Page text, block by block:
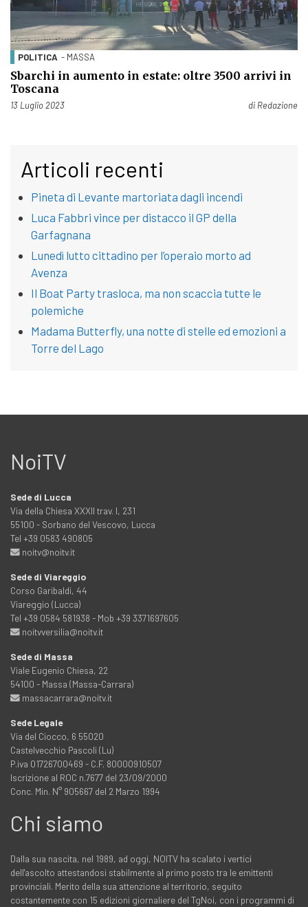
POLITICA - MASSA
Sbarchi in aumento in estate: oltre 3500 arrivi in
Toscana
Pubblicato il
13 Luglio 2023 di Redazione
Articoli recenti
Pineta di Levante martoriata dagli incendi
Luca Fabbri vince per distacco il GP della
Garfagnana
Lunedì lutto cittadino per l’operaio morto ad
Avenza
Il Boat Party trasloca, ma non scaccia tutte le
polemiche
Madama Butterfly, una notte di stelle ed emozioni a
Torre del Lago
NoiTV
Sede di Lucca
Via della Chiesa XXXII trav. I, 231
55100 - Sorbano del Vescovo, Lucca
Tel +39 0583 490805
noitv@noitv.it
Sede di Viareggio
Corso Garibaldi, 44
Viareggio (Lucca)
Tel +39 0584 581938 - Mob +39 3371697605
noitvversilia@noitv.it
Sede di Massa
Viale Eugenio Chiesa, 22
54100 - Massa (Massa-Carrara)
massacarrara@noitv.it
Sede Legale
Via del Ciocco, 6 55020
Castelvecchio Pascoli (Lu)
P.iva 01726700469 - C.F. 80000910507
Iscrizione al ROC n.7677 del 23/09/2000
Conc. Min. N° 905667 del 2 Marzo 1994
Chi siamo
Dalla sua nascita, nel 1989, ad oggi, NOITV ha scalato i vertici
dell'ascolto attestandosi stabilmente al primo posto tra le emittenti
provinciali. Merito della sua attenzione al territorio, seguito
costantemente con 15 edizioni giornaliere del TgNoi, con i programmi di